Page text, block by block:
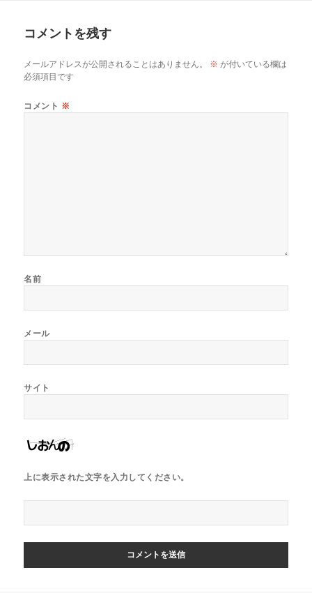
コメントを残す
メールアドレスが公開されることはありません。 ※ が付いている欄は
必須項目です
コメント ※
名前
メール
サイト
上に表示された文字を入力してください。